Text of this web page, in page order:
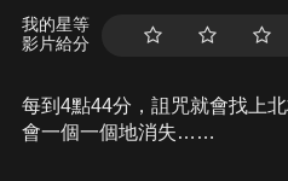
我的星等
影片給分
每到4點44分，詛咒就會找上
會一個一個地消失……